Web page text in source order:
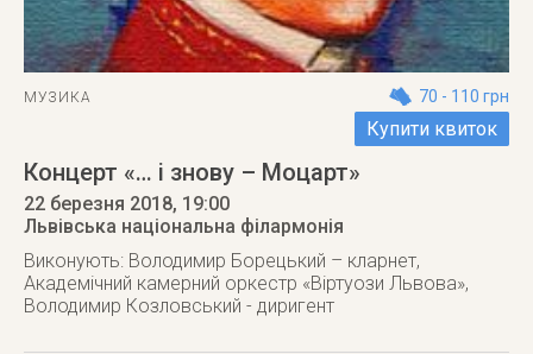
МУЗИКА 70 - 110 грн
Купити квиток
Концерт «… і знову – Моцарт»
22 березня 2018, 19:00
Львівська національна філармонія
Виконують: Володимир Борецький – кларнет,
Академічний камерний оркестр «Віртуози Львова»,
Володимир Козловський - диригент